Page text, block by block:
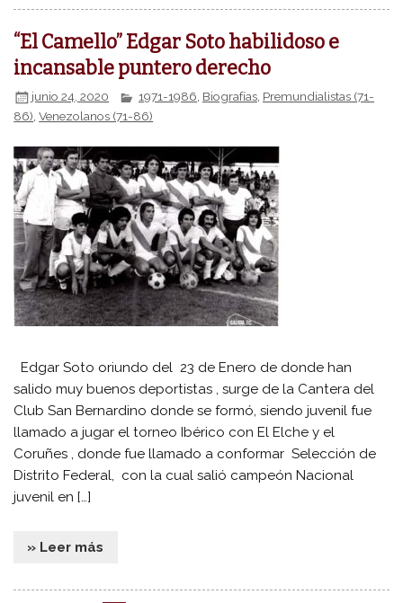
“El Camello” Edgar Soto habilidoso e
incansable puntero derecho
junio 24, 2020 1971-1986, Biografías, Premundialistas (71-
86) ,Venezolanos (71-86)
Edgar Soto oriundo del 23 de Enero de donde han
salido muy buenos deportistas , surge de la Cantera del
Club San Bernardino donde se formó, siendo juvenil fue
llamado a jugar el torneo Ibérico con El Elche y el
Coruñes , donde fue llamado a conformar Selección de
Distrito Federal, con la cual salió campeón Nacional
juvenil en […]
» Leer más